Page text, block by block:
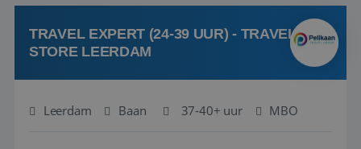
team het reisbureau verder...
TRAVEL EXPERT (24-39 UUR) - TRAVEL
STORE LEERDAM
Leerdam Baan 37-40+ uur MBO